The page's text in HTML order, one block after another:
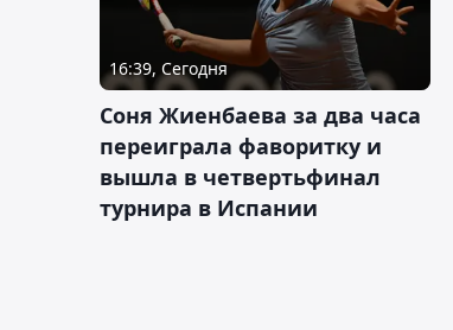
16:39, Сегодня
Соня Жиенбаева за два часа
переиграла фаворитку и
вышла в четвертьфинал
турнира в Испании